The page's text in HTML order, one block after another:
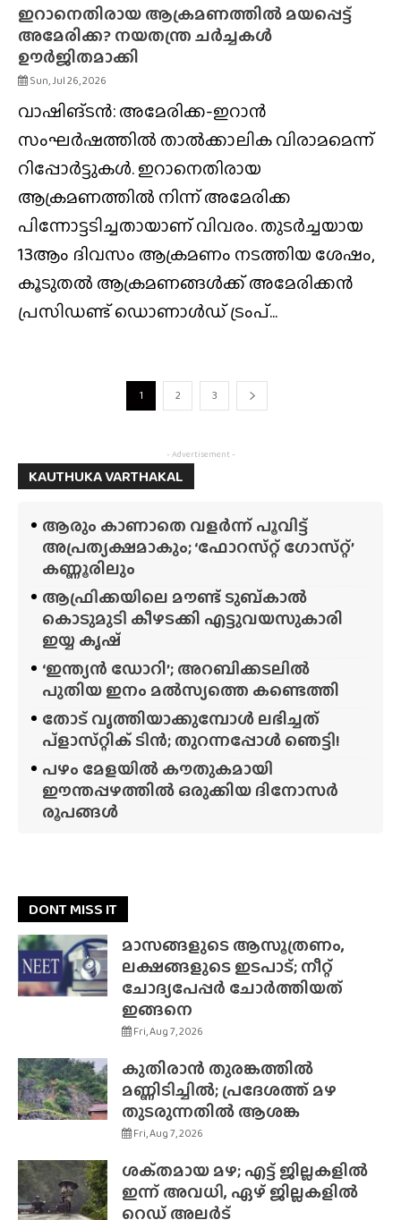
ഇറാനെതിരായ ആക്രമണത്തിൽ മയപ്പെട്ട്
അമേരിക്ക? നയതന്ത്ര ചർച്ചകൾ
ഊർജിതമാക്കി
Sun, Jul 26, 2026
വാഷിങ്ടൻ: അമേരിക്ക-ഇറാൻ
സംഘർഷത്തിൽ താൽക്കാലിക വിരാമമെന്ന്
റിപ്പോർട്ടുകൾ. ഇറാനെതിരായ
ആക്രമണത്തിൽ നിന്ന് അമേരിക്ക
പിന്നോട്ടടിച്ചതായാണ് വിവരം. തുടർച്ചയായ
13ആം ദിവസം ആക്രമണം നടത്തിയ ശേഷം,
കൂടുതൽ ആക്രമണങ്ങൾക്ക് അമേരിക്കൻ
പ്രസിഡണ്ട് ഡൊണാൾഡ് ട്രംപ്...
1 2 3
- Advertisement -
KAUTHUKA VARTHAKAL
ആരും കാണാതെ വളർന്ന് പൂവിട്ട്
അപ്രത്യക്ഷമാകും; ‘ഫോറസ്‌റ്റ്‌ ഗോസ്‌റ്റ്’
കണ്ണൂരിലും
ആഫ്രിക്കയിലെ മൗണ്ട് ടുബ്‌കാൽ
കൊടുമുടി കീഴടക്കി എട്ടുവയസുകാരി
ഇയ്യ കൃഷ്
‘ഇന്ത്യൻ ഡോറി’; അറബിക്കടലിൽ
പുതിയ ഇനം മൽസ്യത്തെ കണ്ടെത്തി
തോട് വൃത്തിയാക്കുമ്പോൾ ലഭിച്ചത്
പ്‌ളാസ്‌റ്റിക് ടിൻ; തുറന്നപ്പോൾ ഞെട്ടി!
പഴം മേളയിൽ കൗതുകമായി
ഈന്തപ്പഴത്തിൽ ഒരുക്കിയ ദിനോസർ
രൂപങ്ങൾ
DONT MISS IT
മാസങ്ങളുടെ ആസൂത്രണം,
ലക്ഷങ്ങളുടെ ഇടപാട്; നീറ്റ്
ചോദ്യപേപ്പർ ചോർത്തിയത്
ഇങ്ങനെ
Fri, Aug 7, 2026
കുതിരാൻ തുരങ്കത്തിൽ
മണ്ണിടിച്ചിൽ; പ്രദേശത്ത് മഴ
തുടരുന്നതിൽ ആശങ്ക
Fri, Aug 7, 2026
ശക്‌തമായ മഴ; എട്ട് ജില്ലകളിൽ
ഇന്ന് അവധി, ഏഴ് ജില്ലകളിൽ
റെഡ് അലർട്